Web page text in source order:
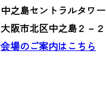
中之島セントラルタワ
大阪市北区中之島２－
会場のご案内はこちら